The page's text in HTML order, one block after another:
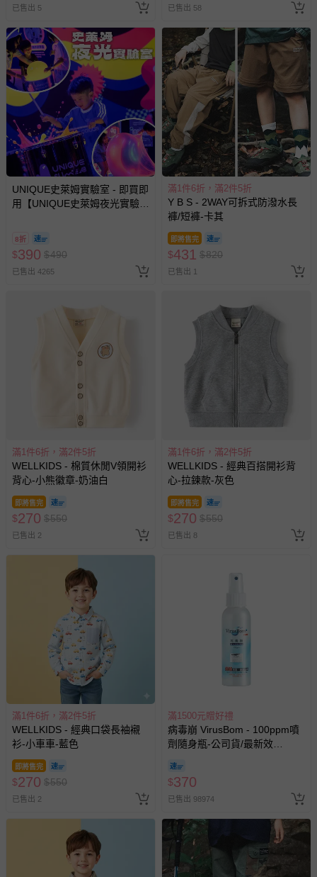
其他常見問題：
運送服務：目前提供的運送僅限台灣本島。如您位於離島地
區，可能會無法配送，或須依據商品需加收離島運費。廠商
亦保留出貨與否的權利。離島、偏遠地區、樓層親送等加價
費用，可能會另需加收。
商品實際的配達日期，可於訂單個人資料內的查詢訂單內，
已出貨通知之訊息為主。
如您收到商品，請依正常流程檢查是否完好，若商品遇瑕疵
情形，您可申請更換新品或退貨，請見：退貨的辦理流程。
式、折價券與購物金的使用、退貨及商品運送方式等有疑
問，你可詳見：
媽咪愛客服中心。
預購商品：預購為海外同步代購，遇缺貨即會通知媽咪並協
商品如因「價格、組合」等錯誤原因，導致無法安排出貨，
會主動以簡訊及mail通知訂單取消事宜，並將提供適當補
已售出 5 已售出 58
UNIQUE史萊姆實驗室 - 即買即
用【UNIQUE史萊姆夜光實驗室
8/30 (電子票券，於展期現場憑
訂單編號兌換，逾期作廢) (大
人小孩均一價(3歲以上需購票))
8折
$390 $490
已售出 4265
滿1件6折，滿2件5折
Y B S - 2WAY可拆式防潑水長
褲/短褲-卡其
即將售完
$431 $820
已售出 1
滿1件6折，滿2件5折
WELLKIDS - 棉質休閒V領開衫
背心-小熊徽章-奶油白
即將售完
$270 $550
已售出 2
滿1件6折，滿2件5折
WELLKIDS - 經典百搭開衫背
心-拉鍊款-灰色
即將售完
$270 $550
已售出 8
滿1件6折，滿2件5折
WELLKIDS - 經典口袋長袖襯
衫-小車車-藍色
即將售完
$270 $550
已售出 2
滿1500元贈好禮
病毒崩 VirusBom - 100ppm噴
劑隨身瓶-公司貨/最新效
$370
已售出 98974